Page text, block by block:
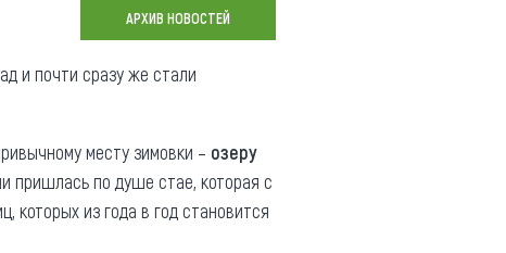
Коллекция впечатлений
Видеогалерея
Фотогалерея
АРХИВ НОВОСТЕЙ
и почти сразу же стали
месту зимовки – озеру
пришлась по душе стае, которая с
из года в год становится